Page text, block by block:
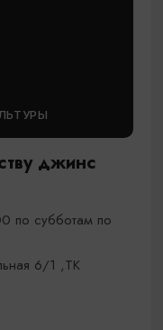
джинс
по субботам по
6/1 ,ТК